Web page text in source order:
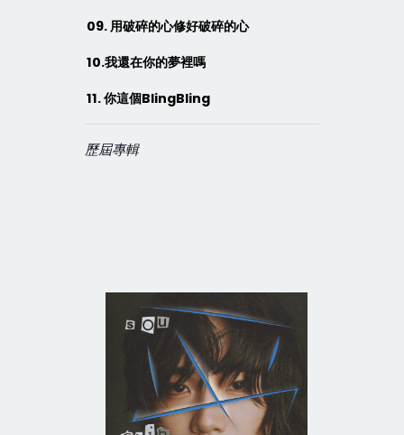
09.用破碎的心修好破碎的心
10.我還在你的夢裡嗎
11.你這個BlingBling
歷屆專輯